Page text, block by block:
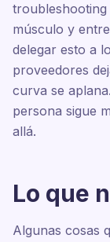
troubleshooting
músculo y
delegar esto a
proveedores
curva se
persona sigue
allá.
Lo que
Algunas cosas